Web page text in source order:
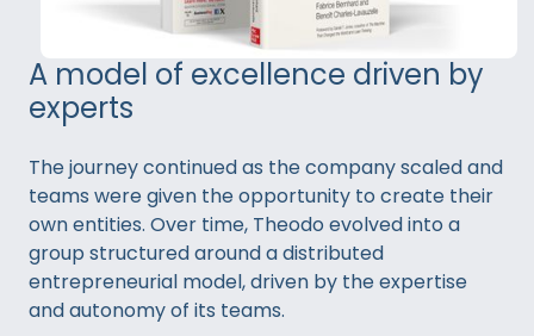
A model of excellence driven by
experts
The journey continued as the company scaled and
teams were given the opportunity to create their
own entities. Over time, Theodo evolved into a
group structured around a distributed
entrepreneurial model, driven by the expertise
and autonomy of its teams.